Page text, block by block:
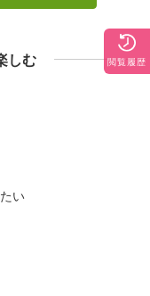
しむ
い
閲覧履歴